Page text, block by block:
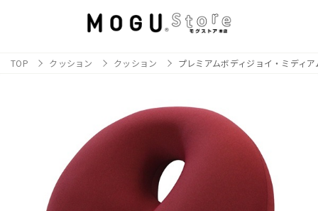
TOP クッション クッション プレミアムボディジョイ・ミディア